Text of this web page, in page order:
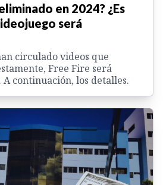
en 2024? ¿Es
será
circulado videos que
Free Fire será
continuación, los detalles.